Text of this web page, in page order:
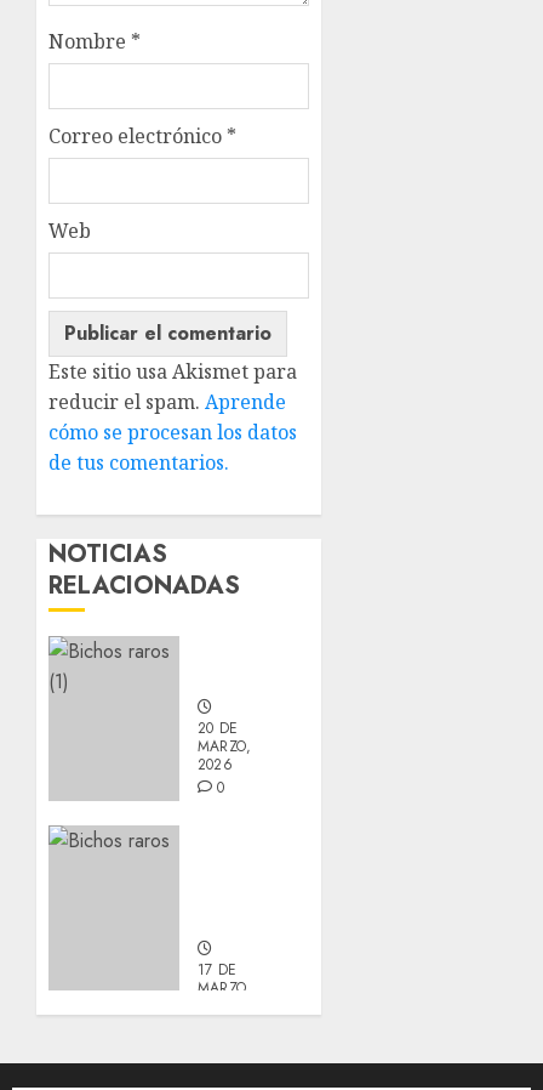
Nombre *
Correo electrónico *
Web
Este sitio usa Akismet para
reducir el spam. Aprende
cómo se procesan los datos
de tus comentarios.
NOTICIAS
RELACIONADAS
20 DE
MARZO,
2026
0
17 DE
MARZO,